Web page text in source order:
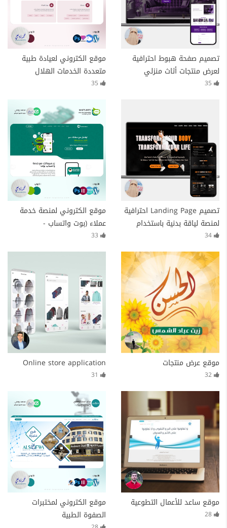
تصميم صفحة هبوط احترافية
لعرض منتجات أثاث منزلي
(Furniture Landing Page)
موقع الكتروني لعيادة طبية
متعددة الخدمات الهلال
تصميم Landing Page احترافية
لمنصة لياقة بدنية باستخدام
وردبريس | WordPress
موقع الكتروني لمنصة خدمة
عملاء (بوت واتساب -
Whatsbot)
موقع عرض منتجات Online store application
موقع ساعد للأعمال التطوعية
موقع الكتروني لمختبرات
الصفوة الطبية